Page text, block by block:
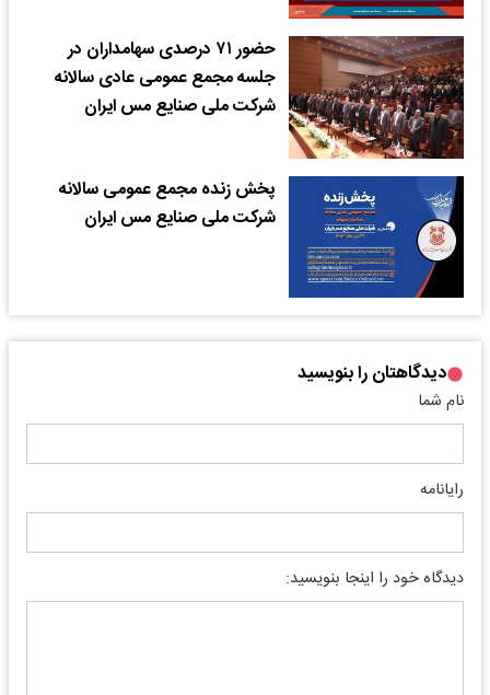
حضور ۷۱ درصدی سهامداران در
جلسه مجمع عمومی عادی سالانه
شرکت ملی صنایع مس ایران
پخش زنده مجمع عمومی سالانه
شرکت ملی صنایع مس ایران
دیدگاهتان را بنویسید
نام شما
رایانامه
دیدگاه خود را اینجا بنویسید: